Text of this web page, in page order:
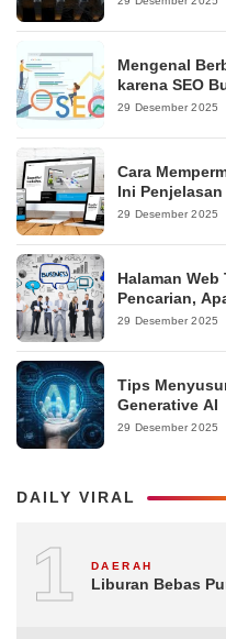
Mengenal
karena SEO
29 Desember 2025
Cara
Ini
29 Desember 2025
Halaman
Pencarian,
29 Desember 2025
Tips
Generative AI
29 Desember 2025
DAILY VIRAL
1 DAERAH
Liburan Bebas